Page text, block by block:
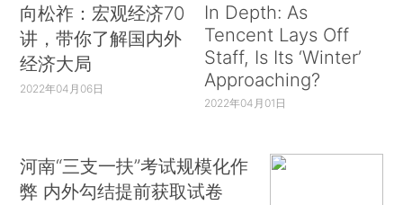
向松祚：宏观经济70
讲，带你了解国内外
经济大局
2022年04月06日
In Depth: As
Tencent Lays Off
Staff, Is Its ‘Winter’
Approaching?
2022年04月01日
河南“三支一扶”考试规模化作
弊 内外勾结提前获取试卷